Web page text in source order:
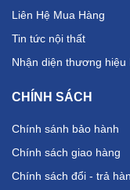
Liên Hệ Mua Hàng
Tin tức nội thất
Nhận diện thương hiệu
CHÍNH SÁCH
Chính sánh bảo hành
Chính sách giao hàng
Chính sách đổi - trả